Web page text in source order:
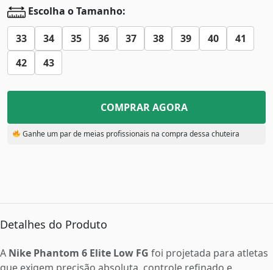
Escolha o Tamanho:
33 34 35 36 37 38 39 40
41
42
43
COMPRAR AGORA
Ganhe um par de meias profissionais na compra dessa chuteira
Detalhes do Produto
A Nike Phantom 6 Elite Low FG foi projetada para atletas